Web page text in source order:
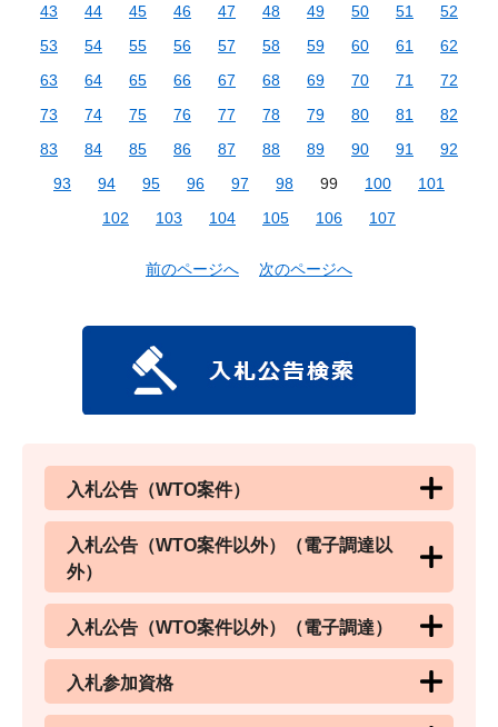
43
44 45 46 47 48 49 50 51
52
53
54 55 56 57 58 59 60 61
62
63
64 65 66 67 68 69 70 71
72
73
74 75 76 77 78 79 80 81
82
83
84 85 86 87 88 89 90 91
92
93
94 95 96 97 98 99 100
101
102
103 104 105 106 107
前のページへ 次のページへ
入札公告（WTO案件）
入札公告（WTO案件以外）（電子調達以
外）
入札公告（WTO案件以外）（電子調達）
入札参加資格